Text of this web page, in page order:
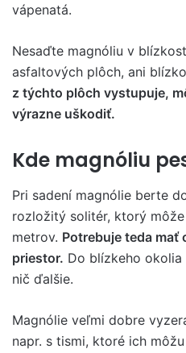
vápenatá.
Nesaďte magnóliu v
asfaltových plôch, ani
z týchto plôch vystupuje,
výrazne uškodiť.
Kde magnóliu
Pri sadení magnólie berte
rozložitý solitér, ktorý
metrov. Potrebuje teda
priestor. Do blízkeho
nič ďalšie.
Magnólie veľmi dobre
napr. s tismi, ktoré ich